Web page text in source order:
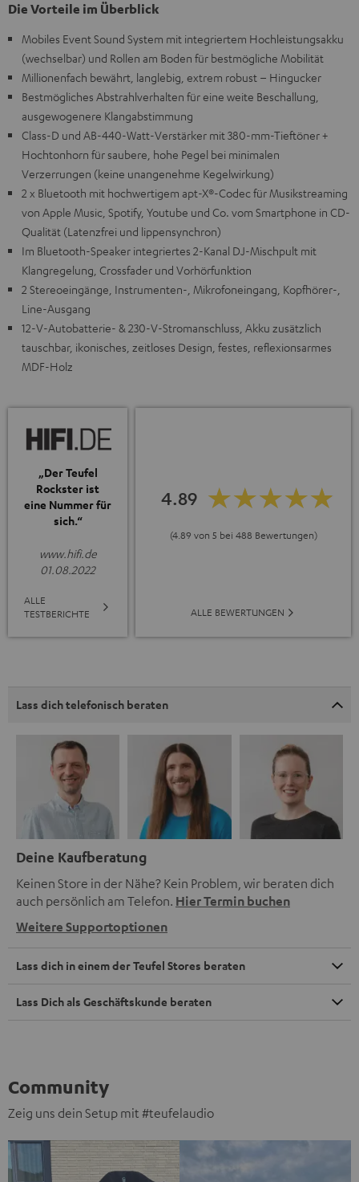
Die Vorteile im Überblick
Mobiles Event Sound System mit integriertem Hochleistungsakku
(wechselbar) und Rollen am Boden für bestmögliche Mobilität
Millionenfach bewährt, langlebig, extrem robust – Hingucker
Bestmögliches Abstrahlverhalten für eine weite Beschallung,
ausgewogenere Klangabstimmung
Class-D und AB-440-Watt-Verstärker mit 380-mm-Tieftöner +
Hochtonhorn für saubere, hohe Pegel bei minimalen
Verzerrungen (keine unangenehme Kegelwirkung)
2 x Bluetooth mit hochwertigem apt-X®-Codec für Musikstreaming
von Apple Music, Spotify, Youtube und Co. vom Smartphone in CD-
Qualität (Latenzfrei und lippensynchron)
Im Bluetooth-Speaker integriertes 2-Kanal DJ-Mischpult mit
Klangregelung, Crossfader und Vorhörfunktion
2 Stereoeingänge, Instrumenten-, Mikrofoneingang, Kopfhörer-,
Line-Ausgang
12-V-Autobatterie- & 230-V-Stromanschluss, Akku zusätzlich
tauschbar, ikonisches, zeitloses Design, festes, reflexionsarmes
MDF-Holz
„Der Teufel
Rockster ist
eine Nummer für
sich.“
www.hifi.de
01.08.2022
ALLE
TESTBERICHTE
4.89
(4.89 von 5 bei 488 Bewertungen)
ALLE BEWERTUNGEN
Lass dich telefonisch beraten
Deine Kaufberatung
Keinen Store in der Nähe? Kein Problem, wir beraten dich
auch persönlich am Telefon. Hier Termin buchen
Weitere Supportoptionen
Lass dich in einem der Teufel Stores beraten
Lass Dich als Geschäftskunde beraten
Community
Zeig uns dein Setup mit #teufelaudio